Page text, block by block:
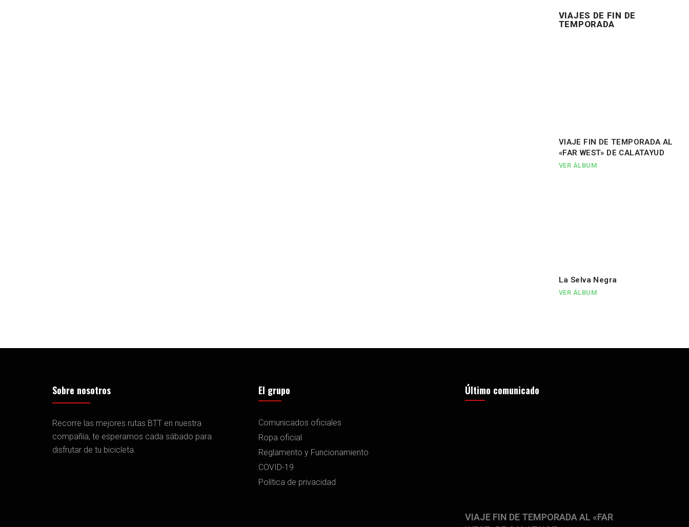
VIAJES DE FIN DE
TEMPORADA
VIAJE FIN DE TEMPORADA AL
«FAR WEST» DE CALATAYUD
VER ÁLBUM
La Selva Negra
VER ÁLBUM
Sobre nosotros
Recorre las mejores rutas BTT en nuestra
compañía, te esperamos cada sábado para
disfrutar de tu bicicleta.
El grupo
Comunicados oficiales
Ropa oficial
Reglamento y Funcionamiento
COVID-19
Política de privacidad
Último comunicado
VIAJE FIN DE TEMPORADA AL «FAR